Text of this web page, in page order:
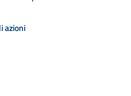
azioni